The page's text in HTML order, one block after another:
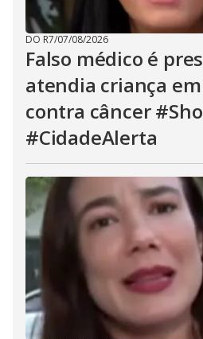
DO R7/07/08/2026
Falso médico é
atendia criança
contra câncer
#CidadeAlerta